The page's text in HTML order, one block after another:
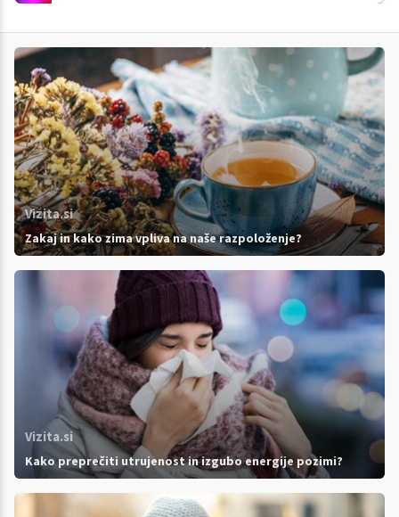
Vizita.si
Zakaj in kako zima vpliva na naše razpoloženje?
Vizita.si
Kako preprečiti utrujenost in izgubo energije pozimi?